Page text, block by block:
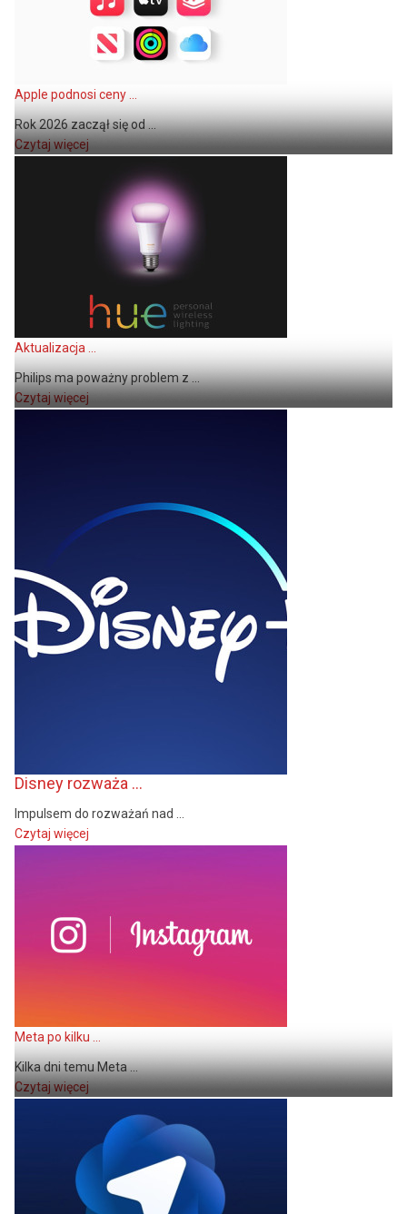
Apple podnosi ceny ...
Rok 2026 zaczął się od ...
Czytaj więcej
Aktualizacja ...
Philips ma poważny problem z ...
Czytaj więcej
Disney rozważa ...
Impulsem do rozważań nad ...
Czytaj więcej
Meta po kilku ...
Kilka dni temu Meta ...
Czytaj więcej